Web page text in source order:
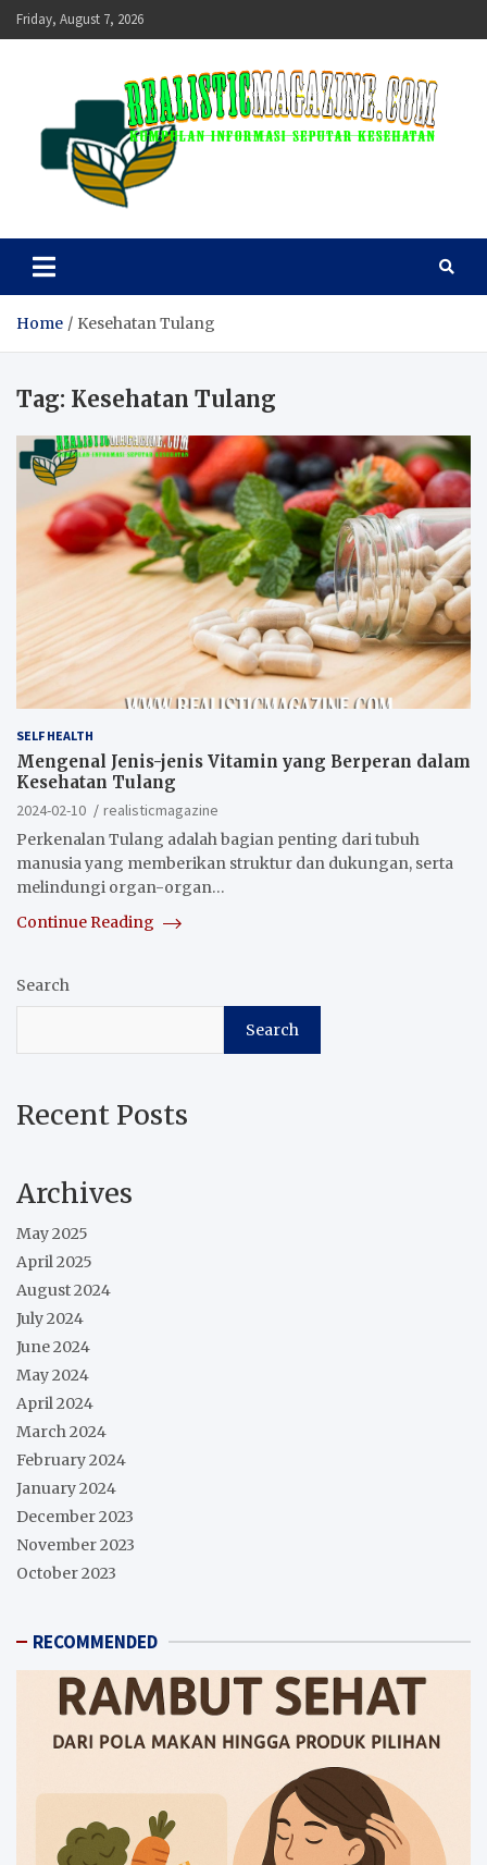
Skip
to
Friday, August 7, 2026
realisticmagazine
Home Kesehatan Tulang
Tag: Kesehatan Tulang
SELF HEALTH
Mengenal Jenis-jenis Vitamin yang Berperan dalam
Kesehatan Tulang
2024-02-10
realisticmagazine
Perkenalan Tulang adalah bagian penting dari tubuh
manusia yang memberikan struktur dan dukungan, serta
melindungi organ-organ…
Continue Reading
Search
Search
Recent Posts
Archives
May 2025
April 2025
August 2024
July 2024
June 2024
May 2024
April 2024
March 2024
February 2024
January 2024
December 2023
November 2023
October 2023
RECOMMENDED